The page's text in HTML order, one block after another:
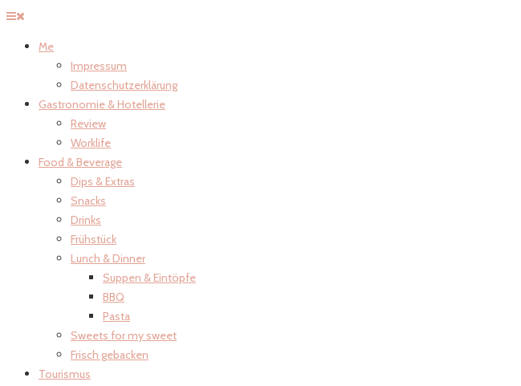
Me
Impressum
Datenschutzerklärung
Gastronomie & Hotellerie
Review
Worklife
Food & Beverage
Dips & Extras
Snacks
Drinks
Frühstück
Lunch & Dinner
Suppen & Eintöpfe
BBQ
Pasta
Sweets for my sweet
Frisch gebacken
Tourismus